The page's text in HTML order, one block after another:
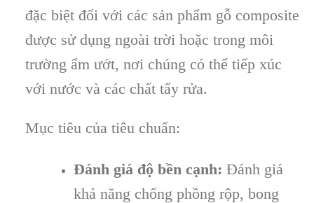
đặc biệt đối với các sản phẩm gỗ composite
được sử dụng ngoài trời hoặc trong môi
trường ẩm ướt, nơi chúng có thể tiếp xúc
với nước và các chất tẩy rửa.
Mục tiêu của tiêu chuẩn:
Đánh giá độ bền cạnh: Đánh giá
khả năng chống phồng rộp, bong